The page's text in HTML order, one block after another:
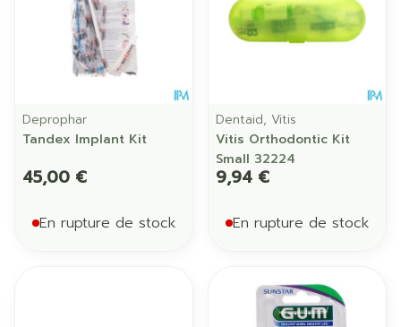
Deprophar
Tandex Implant Kit
45,00 €
En rupture de stock
Dentaid, Vitis
Vitis Orthodontic Kit
Small 32224
9,94 €
En rupture de stock